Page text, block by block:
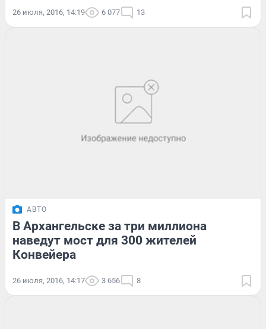
26 июля, 2016, 14:19 6 077 13
АВТО
В Архангельске за три миллиона
наведут мост для 300 жителей
Конвейера
26 июля, 2016, 14:17 3 656 8